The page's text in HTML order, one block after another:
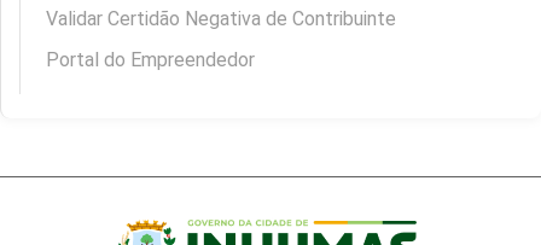
Validar Certidão Negativa de Contribuinte
Portal do Empreendedor